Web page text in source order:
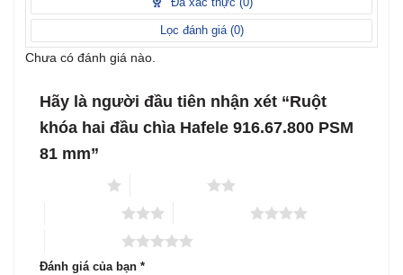
sao
Lọc đánh giá (0)
Chưa có đánh giá nào.
Hãy là người đầu tiên nhận xét “Ruột
khóa hai đầu chìa Hafele 916.67.800 PSM
81 mm”
Đánh giá của bạn *